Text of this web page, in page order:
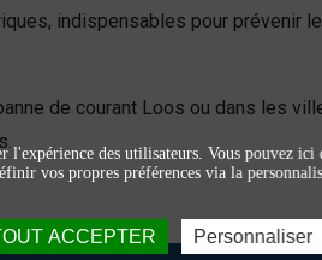
indispensables pour prévenir
de courant Loos ou dans les
l'expérience des utilisateurs. Vous pouvez
vos propres préférences via la
ACCEPTER Personnaliser